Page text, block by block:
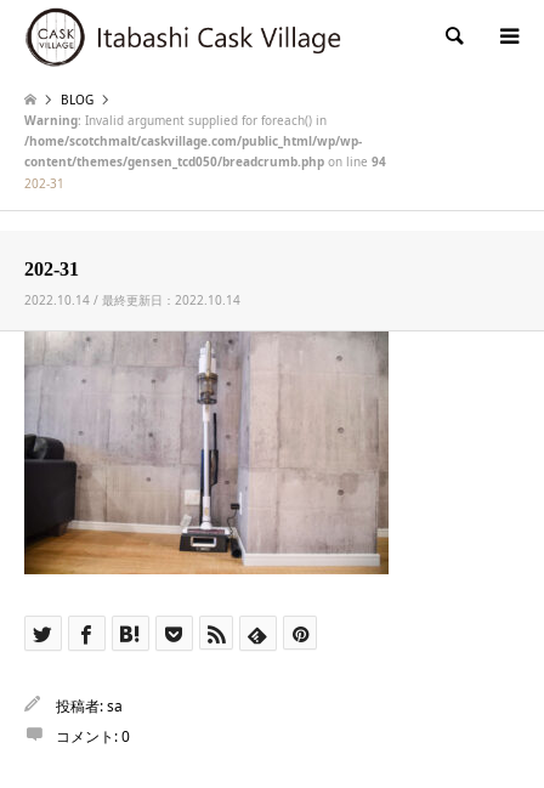
検索
BLOG
Warning: Invalid argument supplied for foreach() in
/home/scotchmalt/caskvillage.com/public_html/wp/wp-
content/themes/gensen_tcd050/breadcrumb.php on line 94
202-31
202-31
2022.10.14 / 最終更新日：2022.10.14
投稿者:sa
コメント:0